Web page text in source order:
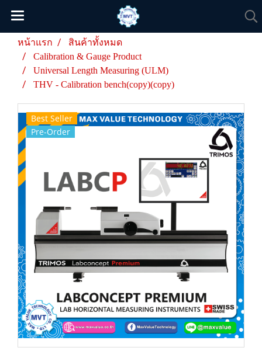
หน้าแรก
สินค้าทั้งหมด
Calibration & Gauge Product
Universal Length Measuring (ULM)
THV - Calibration bench(copy)(copy)
Best Seller
Pre-Order